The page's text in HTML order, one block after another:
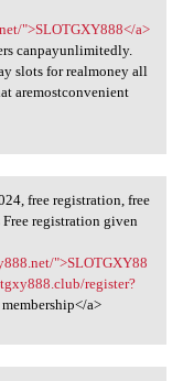
">SLOTGXY888</a>
canpayunlimitedly.
slots for realmoney all
aremostconvenient
2024,
free registration, free
registration given
">SLOTGXY88
register?
a>